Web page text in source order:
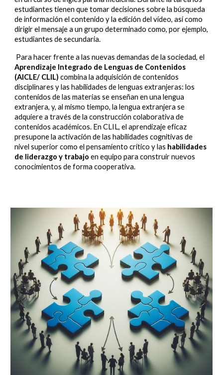
estudiantes tienen que tomar decisiones sobre la búsqueda
de información el contenido y la edición del vídeo, así como
dirigir el mensaje a un grupo determinado como, por ejemplo,
estudiantes de secundaria.
Para hacer frente a las nuevas demandas de la sociedad, el
Aprendizaje Integrado de Lenguas de Contenidos
(AICLE/ CLIL) combina la adquisición de contenidos
disciplinares y las habilidades de lenguas extranjeras: los
contenidos de las materias se enseñan en una lengua
extranjera, y, al mismo tiempo, la lengua extranjera se
adquiere a través de la construcción colaborativa de
contenidos académicos. En CLIL, el aprendizaje eficaz
presupone la activación de las habilidades cognitivas de
nivel superior como el pensamiento crítico y las habilidades
de liderazgo y trabajo en equipo para construir nuevos
conocimientos de forma cooperativa.